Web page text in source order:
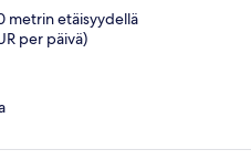
metrin etäisyydellä
per päivä)